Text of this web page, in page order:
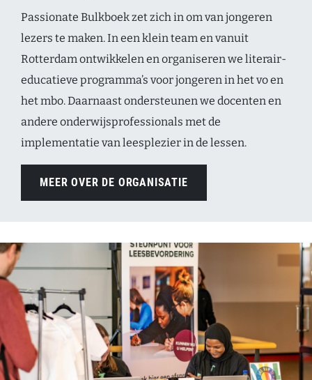
Passionate Bulkboek zet zich in om van jongeren
lezers te maken. In een klein team en vanuit
Rotterdam ontwikkelen en organiseren we literair-
educatieve programma’s voor jongeren in het vo en
het mbo. Daarnaast ondersteunen we docenten en
andere onderwijsprofessionals met de
implementatie van leesplezier in de lessen.
MEER OVER DE ORGANISATIE